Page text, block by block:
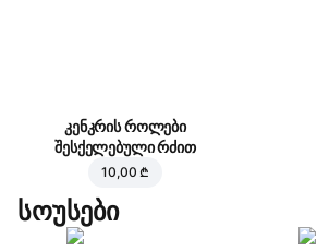
კენკრის როლები
შესქელებული რძით
10,00 ₾
სოუსები